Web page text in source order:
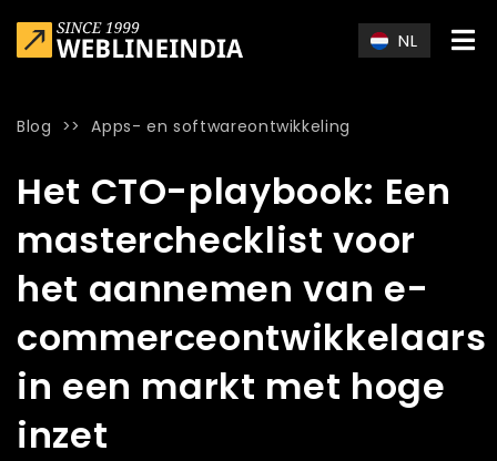
NL
Blog >>Apps- en softwareontwikkeling
Het CTO-playbook: Een
masterchecklist voor
het aannemen van e-
commerceontwikkelaars
in een markt met hoge
inzet